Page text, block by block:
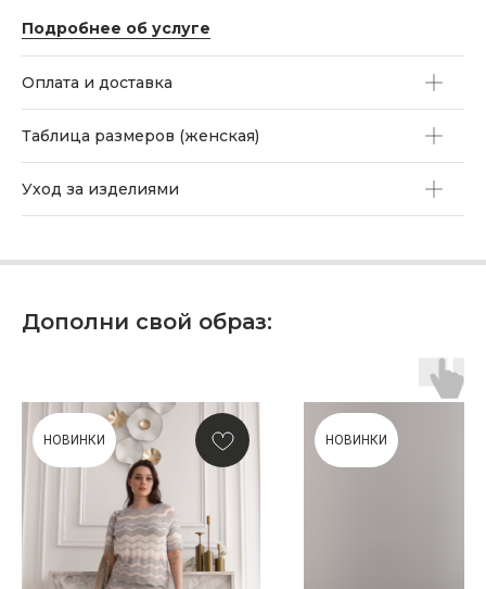
Подробнее об услуге
Оплата и доставка
Таблица размеров (женская)
Уход за изделиями
Дополни свой образ:
НОВИНКИ НОВИНКИ
ПОДАРОЧНАЯ КАРТА
Что может быть лучше подарка,
сделанного с любовью, теплом
и рассчитанного на долгие годы?